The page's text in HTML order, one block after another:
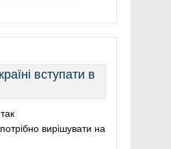
вступати в
вирішувати на